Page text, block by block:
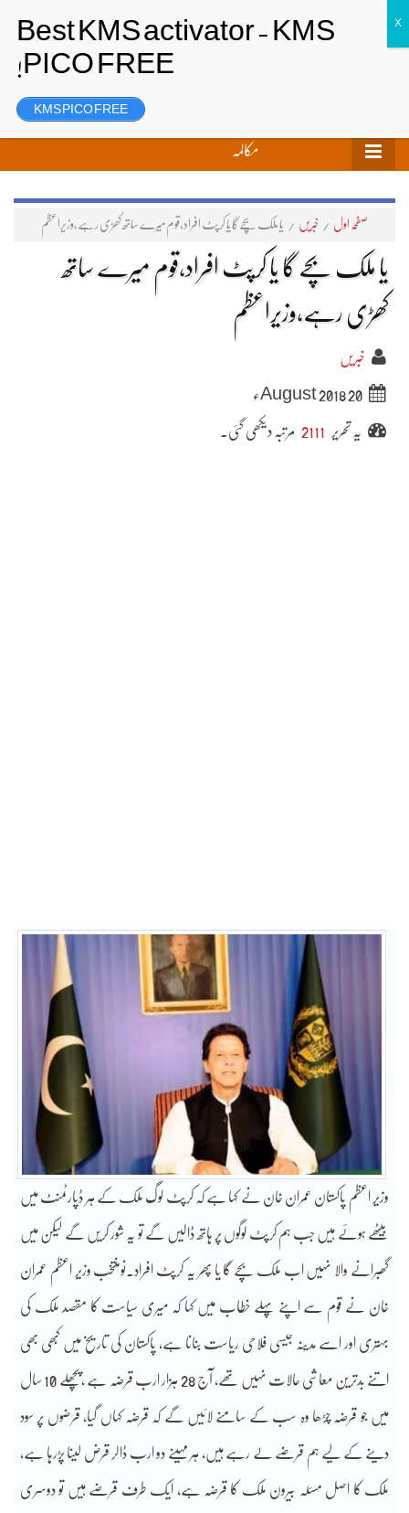
رجسٹر
مکالمہ
صفحہ اول / خبریں / یا ملک بچے گا یا کرپٹ افراد،قوم میرے ساتھ کھڑی رہے،وزیراعظم
یا ملک بچے گا یا کرپٹ افراد،قوم میرے ساتھ
کھڑی رہے،وزیراعظم
خبریں
20 August 2018ء
یہ تحریر 2111 مرتبہ دیکھی گئی۔
وزیر اعظم پاکستان عمران خان نے کہا ہے کہ کرپٹ لوگ ملک کے ہر ڈپارٹمنٹ میں
بیٹھے ہوئے ہیں جب ہم کرپٹ لوگوں پر ہاتھ ڈالیں گے تو یہ شور کریں گے لیکن میں
گھبرانے والا نہیں اب ملک بچے گا یا پھر یہ کرپٹ افراد۔نومنتخب وزیر اعظم عمران
خان نے قوم سے اپنے پہلے خطاب میں کہا کہ میری سیاست کا مقصد ملک کی
بہتری اور اسے مدینہ جیسی فلاحی ریاست بنانا ہے، پاکستان کی تاریخ میں کبھی بھی
اتنے بدترین معاشی حالات نہیں تھے، آج 28 ہزار ارب قرضہ ہے ، پچھلے 10 سال
میں جو قرضہ چڑھا وہ سب کے سامنے لائیں گے کہ قرضہ کہاں گیا، قرضوں پر سود
دینے کے لیے ہم قرضے لے رہے ہیں، ہر مہینے دو ارب ڈالر قرض لینا پڑرہا ہے،
ملک کا اصل مسئلہ بیرون ملک کا قرضہ ہے، ایک طرف قرضے ہیں تو دوسری
KMS PICO FREE